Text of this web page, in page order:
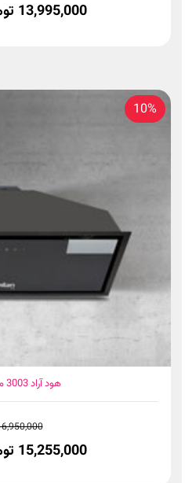
13,995,000 تومان
10%
هود آراد 3003 مخفی میلان
16,950,000
15,255,000 تومان